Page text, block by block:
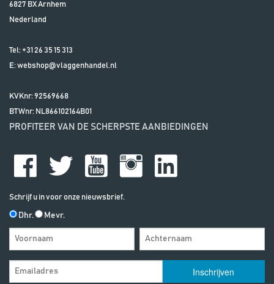
6827 BXArnhem
Nederland
Tel: +31 26 35 15 313
E:webshop@vlaggenhandel.nl
KVKnr: 92569668
BTWnr: NL866102164B01
PROFITEER VAN DE SCHERPSTE AANBIEDINGEN
Schrijf u in voor onze nieuwsbrief.
Dhr. Mevr.